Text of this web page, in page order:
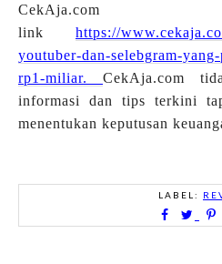
link https://
youtuber-dan-selebgram-
rp1-miliar.
CekAja.com
informasi dan tips terkini
menentukan keputusan
LABEL: